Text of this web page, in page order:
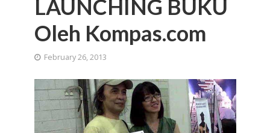
LAUNCHING BUKU
Oleh Kompas.com
February 26, 2013